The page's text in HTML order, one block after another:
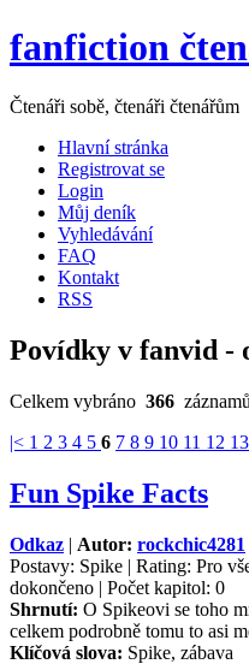
fanfiction
Čtenáři sobě, čtenáři čtenářům
Hlavní stránka
Registrovat se
Login
Můj deník
Vyhledávání
FAQ
Kontakt
RSS
Povídky v fanvid -
Celkem vybráno 366
|< 1 2 3 4 5 6 7 8 9 10 11 12 13
Fun Spike Facts
Odkaz | Autor: rockchic4281
Postavy: Spike | Rating: Pro
dokončeno | Počet kapitol: 0
Shrnutí: O Spikeovi se toho
celkem podrobně tomu to asi
Klíčová slova: Spike, zábava